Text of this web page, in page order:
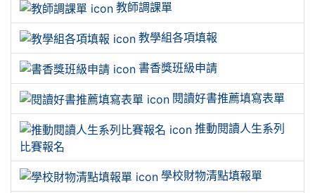
教師調課單
教學組各項填報
書香獎班級申請
閱讀好書推薦填寫表單
推動閱讀人生系列
比賽報名
學校財物清點填報單